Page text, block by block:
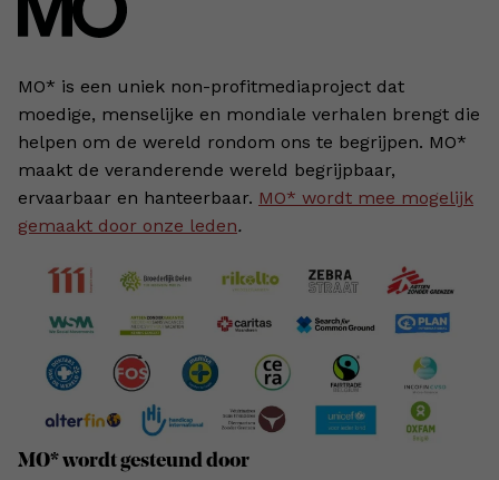
MO* is een uniek non-profitmediaproject dat
moedige, menselijke en mondiale verhalen brengt die
helpen om de wereld rondom ons te begrijpen. MO*
maakt de veranderende wereld begrijpbaar,
ervaarbaar en hanteerbaar. MO* wordt mee mogelijk
gemaakt door onze leden.
MO* wordt gesteund door